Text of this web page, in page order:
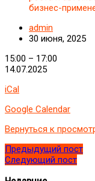
бизнес-
admin
30 июня, 2025
Интенсив
«НейроБизнес:
интеллект
роста
и
автоматизации».
Вебинар
«Введение
в
ИИ
15:00 – 17:00
14.07.2025
iCal
Google Calendar
Вернуться к
Предыдущий пост
Следующий пост